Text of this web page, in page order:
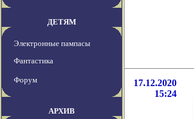
ДЕТЯМ
Электронные пампасы
Фантастика
Форум
АРХИВ
17.12.2020
15:24